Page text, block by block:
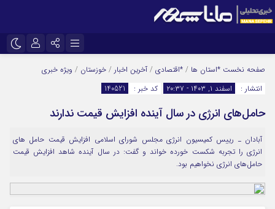
اینستاگرام
تلگرام
سروش
ایتا
آپارات
نام کاربری یا نشانی ایمیل
رمز عبور
مرا به خاطر بسپار
صفحه نخست *استان ها / *اقتصادی / آخرین اخبار / خوزستان / ویژه خبری
انتشار :
اسفند ۱, ۱۴۰۳ - ۲۰:۳۷ کد خبر : 140521
حامل‌های انرژی در سال آینده افزایش قیمت ندارند
آبادان ـ رییس کمیسیون انرژی مجلس شورای اسلامی افزایش قیمت حامل های
انرژی را تجربه شکست خورده خواند و گفت: در سال آینده شاهد افزایش قیمت‌
حامل‌های انرژی نخواهیم بود.